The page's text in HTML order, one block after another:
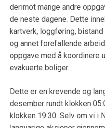
derimot mange andre
de neste dagene. Dette
kartverk, loggføring,
og annet forefallende
oppgave med å koordinere
evakuerte boliger.
Dette er en krevende og
desember rundt klokken
klokken 19:30. Selv om vi i